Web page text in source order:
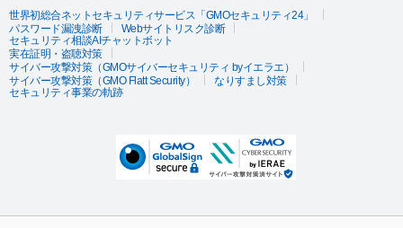
世界初総合ネットセキュリティサービス「GMOセキュリティ24」
パスワード漏洩診断
Webサイトリスク診断
セキュリティ相談AIチャットボット
実在証明・盗聴対策
サイバー攻撃対策（GMOサイバーセキュリティ byイエラエ）
サイバー攻撃対策（GMO Flatt Security）
なりすまし対策
セキュリティ事業の軌跡